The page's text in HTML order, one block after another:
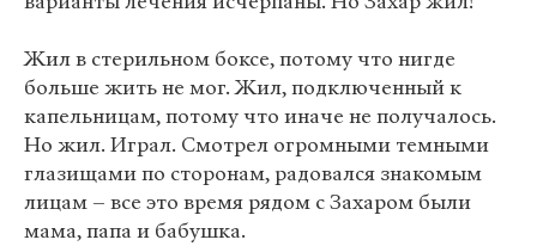
Жил в стерильном боксе, потому что нигде
больше жить не мог. Жил, подключенный к
капельницам, потому что иначе не получалось.
Но жил. Играл. Смотрел огромными темными
глазищами по сторонам, радовался знакомым
лицам – все это время рядом с Захаром были
мама, папа и бабушка.